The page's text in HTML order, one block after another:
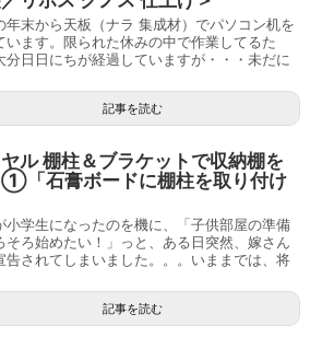
年末から天板（ナラ 集成材）でパソコン机を
います。限られた休みの中で作業してるた
分日日にちが経過していますが・・・未だに
記事を読む
ル 棚柱＆ブラケットで収納棚を
「石膏ボードに棚柱を取り付け
小学生になったのを機に、「子供部屋の準備
そろ始めたい！」っと、ある日突然、嫁さん
告されてしまいました。。。いままでは、将
記事を読む